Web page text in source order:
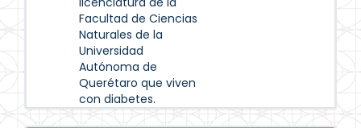
Facultad de Ciencias
Naturales de la
Universidad
Autónoma de
Querétaro que viven
con diabetes.